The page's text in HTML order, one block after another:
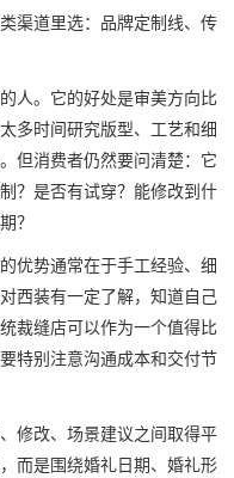
渠道里选：品牌定制线、传
人。它的好处是审美方向比
多时间研究版型、工艺和细
但消费者仍然要问清楚：它
？是否有试穿？能修改到什
？
优势通常在于手工经验、细
西装有一定了解，知道自己
裁缝店可以作为一个值得比
特别注意沟通成本和交付节
修改、场景建议之间取得平
而是围绕婚礼日期、婚礼形